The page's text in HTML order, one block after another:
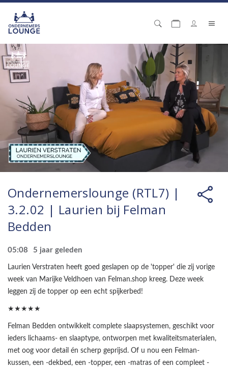
Ondernemerslounge (RTL7) |
3.2.02 | Laurien bij Felman
Bedden
05:08 5 jaar geleden
Laurien Verstraten heeft goed geslapen op de 'topper' die zij vorige
week van Marijke Veldhoen van Felman.shop kreeg. Deze week
leggen zij de topper op een echt spijkerbed!
★★★★★
Felman Bedden ontwikkelt complete slaapsystemen, geschikt voor
ieders lichaams- en slaaptype, ontworpen met kwaliteitsmaterialen,
met oog voor detail én scherp geprijsd. Of u nou een Felman-
kussen, een -dekbed, een -topper, een -matras of een compleet -